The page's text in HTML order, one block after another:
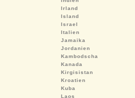
Irland
Island
Israel
Italien
Jamaika
Jordanien
Kambodscha
Kanada
Kirgisistan
Kroatien
Kuba
Laos